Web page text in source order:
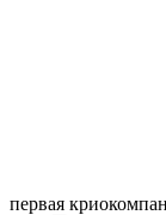
первая